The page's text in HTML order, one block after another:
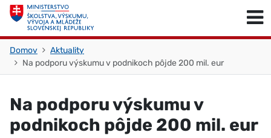
Skočiť na obsah
Domov
Aktuality
Na podporu výskumu v podnikoch pôjde 200 mil. eur
Na podporu výskumu v
podnikoch pôjde 200 mil. eur
Skočiť na začiatok stránky